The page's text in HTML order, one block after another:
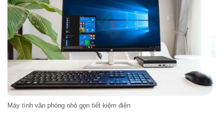
Máy tính văn phòng nhỏ gọn tiết kiệm điện